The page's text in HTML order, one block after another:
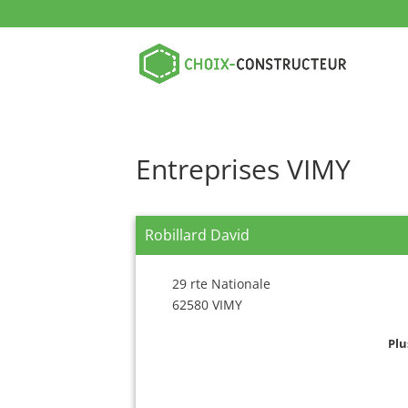
Entreprises VIMY
Robillard David
29 rte Nationale
62580 VIMY